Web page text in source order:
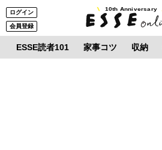
ログイン
会員登録
10th Anniversary
ESSE読者101 家事コツ 収納